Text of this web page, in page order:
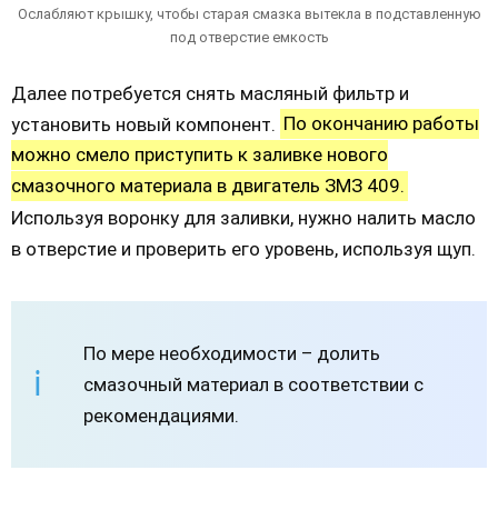
Ослабляют крышку, чтобы старая смазка вытекла в подставленную
под отверстие емкость
Далее потребуется снять масляный фильтр и
установить новый компонент. По окончанию работы
можно смело приступить к заливке нового
смазочного материала в двигатель ЗМЗ 409.
Используя воронку для заливки, нужно налить масло
в отверстие и проверить его уровень, используя щуп.
По мере необходимости – долить
смазочный материал в соответствии с
рекомендациями.